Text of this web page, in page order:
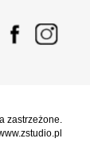
zastrzeżone.